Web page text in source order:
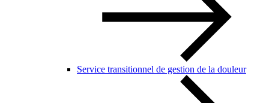
Service transitionnel de gestion de la douleur